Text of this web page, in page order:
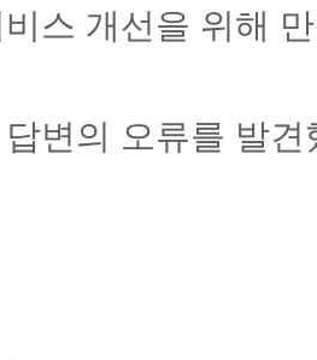
스 개선을 위해
변의 오류를 발